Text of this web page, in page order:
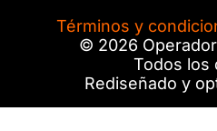
Términos y
© 2026
Todos los
Rediseñado y